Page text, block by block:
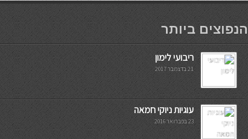
мостбет кг
הנפוצים ביותר
ריבועי לימון
21 בדצמבר 2017
עוגיות ניוקי חמאה
23 בפברואר 2016